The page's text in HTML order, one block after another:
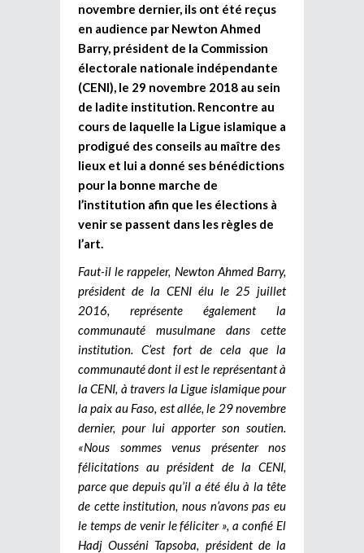
novembre dernier, ils ont été reçus
en audience par Newton Ahmed
Barry, président de la Commission
électorale nationale indépendante
(CENI), le 29 novembre 2018 au sein
de ladite institution. Rencontre au
cours de laquelle la Ligue islamique a
prodigué des conseils au maître des
lieux et lui a donné ses bénédictions
pour la bonne marche de
l’institution afin que les élections à
venir se passent dans les règles de
l’art.
Faut-il le rappeler, Newton Ahmed Barry,
président de la CENI élu le 25 juillet
2016, représente également la
communauté musulmane dans cette
institution. C’est fort de cela que la
communauté dont il est le représentant à
la CENI, à travers la Ligue islamique pour
la paix au Faso, est allée, le 29 novembre
dernier, pour lui apporter son soutien.
«Nous sommes venus présenter nos
félicitations au président de la CENI,
parce que depuis qu’il a été élu à la tête
de cette institution, nous n’avons pas eu
le temps de venir le féliciter », a confié El
Hadj Ousséni Tapsoba, président de la